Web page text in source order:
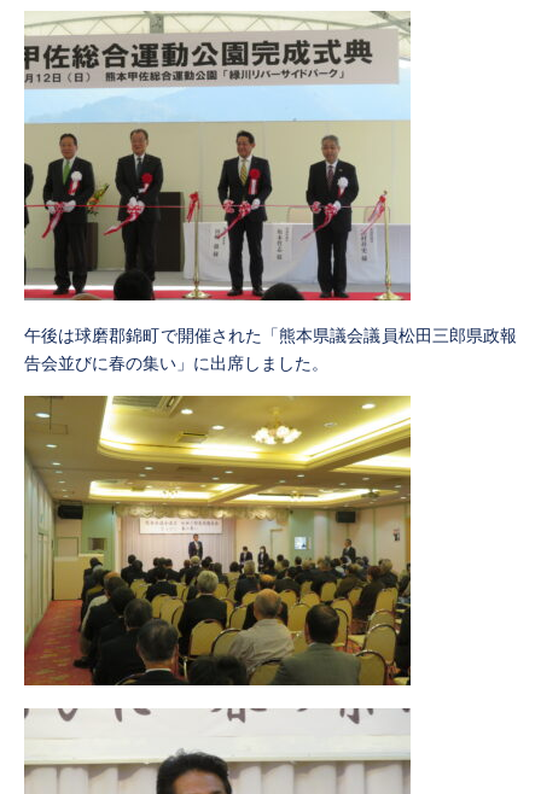
午後は球磨郡錦町で開催された「熊本県議会議員松田三郎県政報
告会並びに春の集い」に出席しました。